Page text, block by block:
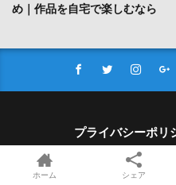
め｜作品を自宅で楽しむなら
プライバシーポリ
© Copyright
ホーム シェア